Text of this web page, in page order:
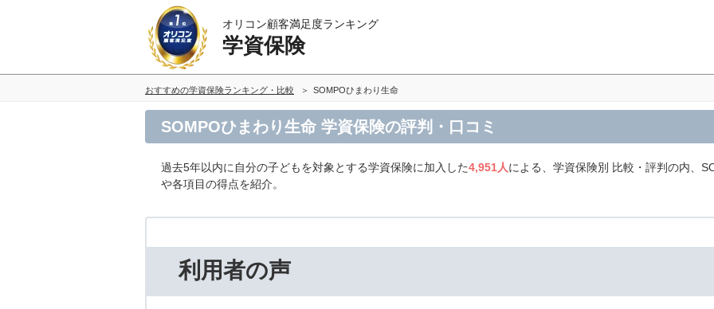
オリコン顧客満足度ランキング
学資保険
おすすめの学資保険ランキング・比較 SOMPOひまわり生命
SOMPOひまわり生命 学資保険の評判・口コミ
過去5年以内に自分の子どもを対象とする学資保険に加入した4,951人による、学資保険別 比較・評判の内、
や各項目の得点を紹介。
利用者の声